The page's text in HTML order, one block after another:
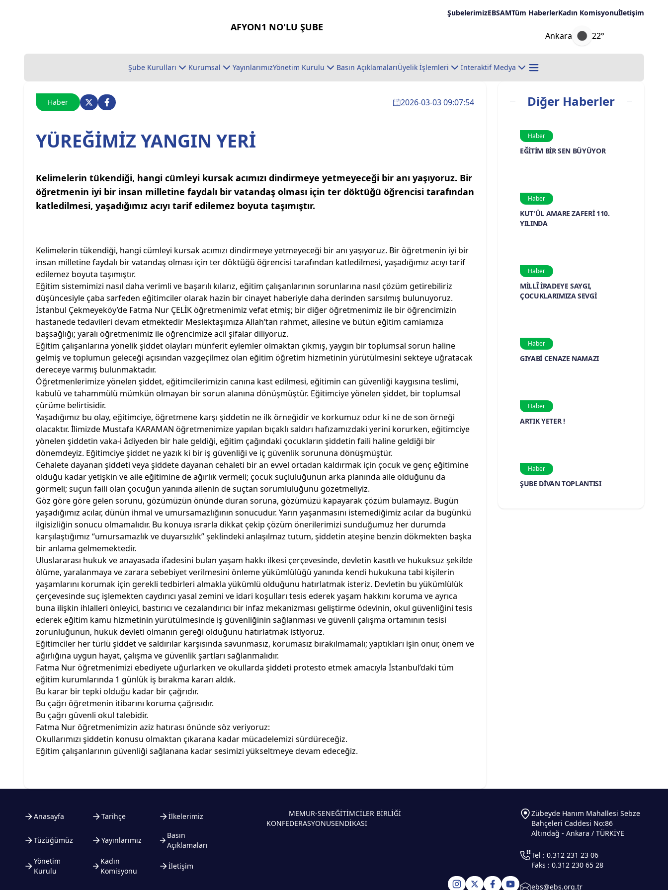
AFYON1 NO'LU ŞUBE
ŞubelerimizEBSAMTüm HaberlerKadın Komisyonuİletişim
Ankara 22°
Şube Kurulları Kurumsal YayınlarımızYönetim Kurulu Basın AçıklamalarıÜyelik İşlemleri İnteraktif Medya
Haber 2026-03-03 09:07:54
YÜREĞİMİZ YANGIN YERİ
Kelimelerin tükendiği, hangi cümleyi kursak acımızı dindirmeye yetmeyeceği bir anı yaşıyoruz. Bir
öğretmenin iyi bir insan milletine faydalı bir vatandaş olması için ter döktüğü öğrencisi tarafından
katledilmesi, yaşadığımız acıyı tarif edilemez boyuta taşımıştır.
Kelimelerin tükendiği, hangi cümleyi kursak acımızı dindirmeye yetmeyeceği bir anı yaşıyoruz. Bir öğretmenin iyi bir
insan milletine faydalı bir vatandaş olması için ter döktüğü öğrencisi tarafından katledilmesi, yaşadığımız acıyı tarif
edilemez boyuta taşımıştır.
Eğitim sistemimizi nasıl daha verimli ve başarılı kılarız, eğitim çalışanlarının sorunlarına nasıl çözüm getirebiliriz
düşüncesiyle çaba sarfeden eğitimciler olarak hazin bir cinayet haberiyle daha derinden sarsılmış bulunuyoruz.
İstanbul Çekmeyeköy’de Fatma Nur ÇELİK öğretmenimiz vefat etmiş; bir diğer öğretmenimiz ile bir öğrencimizin
hastanede tedavileri devam etmektedir Meslektaşımıza Allah’tan rahmet, ailesine ve bütün eğitim camiamıza
başsağlığı; yaralı öğretmenimiz ile öğrencimize acil şifalar diliyoruz.
Eğitim çalışanlarına yönelik şiddet olayları münferit eylemler olmaktan çıkmış, yaygın bir toplumsal sorun haline
gelmiş ve toplumun geleceği açısından vazgeçilmez olan eğitim öğretim hizmetinin yürütülmesini sekteye uğratacak
dereceye varmış bulunmaktadır.
Öğretmenlerimize yönelen şiddet, eğitimcilerimizin canına kast edilmesi, eğitimin can güvenliği kaygısına teslimi,
kabulü ve tahammülü mümkün olmayan bir sorun alanına dönüşmüştür. Eğitimciye yönelen şiddet, bir toplumsal
çürüme belirtisidir.
Yaşadığımız bu olay, eğitimciye, öğretmene karşı şiddetin ne ilk örneğidir ve korkumuz odur ki ne de son örneği
olacaktır. İlimizde Mustafa KARAMAN öğretmenimize yapılan bıçaklı saldırı hafızamızdaki yerini korurken, eğitimciye
yönelen şiddetin vaka-i âdiyeden bir hale geldiği, eğitim çağındaki çocukların şiddetin faili haline geldiği bir
dönemdeyiz. Eğitimciye şiddet ne yazık ki bir iş güvenliği ve iç güvenlik sorununa dönüşmüştür.
Cehalete dayanan şiddeti veya şiddete dayanan cehaleti bir an evvel ortadan kaldırmak için çocuk ve genç eğitimine
olduğu kadar yetişkin ve aile eğitimine de ağırlık vermeli; çocuk suçluluğunun arka planında aile olduğunu da
görmeli; suçun faili olan çocuğun yanında ailenin de suçtan sorumluluğunu gözetmeliyiz.
Göz göre göre gelen sorunu, gözümüzün önünde duran soruna, gözümüzü kapayarak çözüm bulamayız. Bugün
yaşadığımız acılar, dünün ihmal ve umursamazlığının sonucudur. Yarın yaşanmasını istemediğimiz acılar da bugünkü
ilgisizliğin sonucu olmamalıdır. Bu konuya ısrarla dikkat çekip çözüm önerilerimizi sunduğumuz her durumda
karşılaştığımız “umursamazlık ve duyarsızlık” şeklindeki anlaşılmaz tutum, şiddetin ateşine benzin dökmekten başka
bir anlama gelmemektedir.
Uluslararası hukuk ve anayasada ifadesini bulan yaşam hakkı ilkesi çerçevesinde, devletin kasıtlı ve hukuksuz şekilde
ölüme, yaralanmaya ve zarara sebebiyet verilmesini önleme yükümlülüğü yanında kendi hukukuna tabi kişilerin
yaşamlarını korumak için gerekli tedbirleri almakla yükümlü olduğunu hatırlatmak isteriz. Devletin bu yükümlülük
çerçevesinde suç işlemekten caydırıcı yasal zemini ve idari koşulları tesis ederek yaşam hakkını koruma ve ayrıca
buna ilişkin ihlalleri önleyici, bastırıcı ve cezalandırıcı bir infaz mekanizması geliştirme ödevinin, okul güvenliğini tesis
ederek eğitim kamu hizmetinin yürütülmesinde iş güvenliğinin sağlanması ve güvenli çalışma ortamının tesisi
zorunluğunun, hukuk devleti olmanın gereği olduğunu hatırlatmak istiyoruz.
Eğitimciler her türlü şiddet ve saldırılar karşısında savunmasız, korumasız bırakılmamalı; yaptıkları işin onur, önem ve
ağırlığına uygun hayat, çalışma ve güvenlik şartları sağlanmalıdır.
Fatma Nur öğretmenimizi ebediyete uğurlarken ve okullarda şiddeti protesto etmek amacıyla İstanbul’daki tüm
eğitim kurumlarında 1 günlük iş bırakma kararı aldık.
Bu karar bir tepki olduğu kadar bir çağrıdır.
Bu çağrı öğretmenin itibarını koruma çağrısıdır.
Bu çağrı güvenli okul talebidir.
Fatma Nur öğretmenimizin aziz hatırası önünde söz veriyoruz:
Okullarımızı şiddetin konusu olmaktan çıkarana kadar mücadelemizi sürdüreceğiz.
Eğitim çalışanlarının güvenliği sağlanana kadar sesimizi yükseltmeye devam edeceğiz.
Diğer Haberler
Haber
EĞİTİM BİR SEN BÜYÜYOR
Haber
KUT'ÜL AMARE ZAFERİ 110.
YILINDA
Haber
MİLLÎ İRADEYE SAYGI,
ÇOCUKLARIMIZA SEVGİ
Haber
GIYABİ CENAZE NAMAZI
Haber
ARTIK YETER !
Haber
ŞUBE DİVAN TOPLANTISI
Anasayfa Tarihçe İlkelerimiz
Tüzüğümüz Yayınlarımız
Basın
Açıklamaları
Yönetim
Kurulu
Kadın
Komisyonu
İletişim
MEMUR-SEN
KONFEDERASYONU
EĞİTİMCİLER BİRLİĞİ
SENDİKASI
Zübeyde Hanım Mahallesi Sebze
Bahçeleri Caddesi No:86
Altındağ - Ankara / TÜRKİYE
Tel : 0.312 231 23 06
Faks : 0.312 230 65 28
ebs@ebs.org.tr